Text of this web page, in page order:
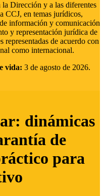
Dirección y a las diferentes
CCJ, en temas jurídicos,
información y comunicación
y representación jurídica de
de acuerdo con
como internacional.
vida: 3 de agosto de 2026.
dinámicas
de
para